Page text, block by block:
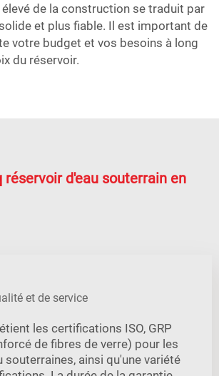
de la construction se traduit par
et plus fiable. Il est important de
votre budget et vos besoins à long
du réservoir.
réservoir d'eau souterrain en
et de service
les certifications ISO, GRP
de fibres de verre) pour les
souterraines, ainsi qu'une variété